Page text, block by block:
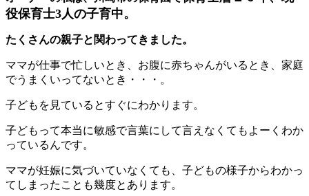
役保育士3人の子育中。
たくさんの親子と関わってきました。
ママが仕事で忙しいとき、お腹に赤ちゃんがいるとき、家庭
でうまくいってないとき・・・。
子どもを見ているとすぐにわかります。
子どもって本当に敏感で言葉にして言えなくてもよーくわか
っているんです。
ママが妊娠に気づいていなくても、子どもの様子からわかっ
てしまったことも幾度とあります。